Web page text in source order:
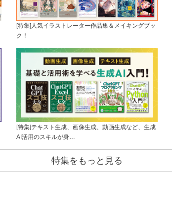
[特集]人気イラストレーター作品集＆メイキングブッ
ク！
[特集]テキスト生成、画像生成、動画生成など、生成
AI活用のスキルが身…
特集をもっと見る